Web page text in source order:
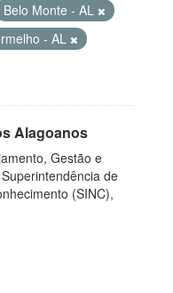
Belo Monte - AL
- AL
Alagoanos
Gestão e
de
(SINC),